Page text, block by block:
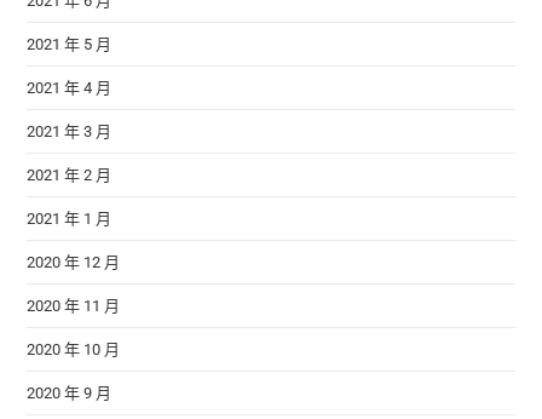
2021 年 5 月
2021 年 4 月
2021 年 3 月
2021 年 2 月
2021 年 1 月
2020 年 12 月
2020 年 11 月
2020 年 10 月
2020 年 9 月